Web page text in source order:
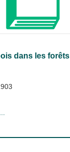
dans les forêts